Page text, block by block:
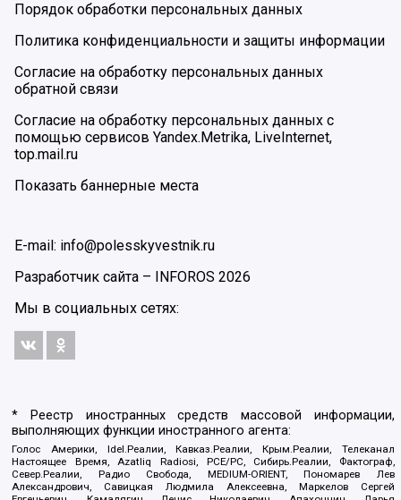
Порядок обработки персональных данных
Политика конфиденциальности и защиты информации
Согласие на обработку персональных данных
обратной связи
Согласие на обработку персональных данных с
помощью сервисов Yandex.Metrika, LiveInternet,
top.mail.ru
Показать баннерные места
E-mail: info@polesskyvestnik.ru
Разработчик сайта – INFOROS 2026
Мы в социальных сетях:
* Реестр иностранных средств массовой информации,
выполняющих функции иностранного агента:
Голос Америки, Idel.Реалии, Кавказ.Реалии, Крым.Реалии, Телеканал
Настоящее Время, Azatliq Radiosi, PCE/PC, Сибирь.Реалии, Фактограф,
Север.Реалии, Радио Свобода, MEDIUM-ORIENT, Пономарев Лев
Александрович, Савицкая Людмила Алексеевна, Маркелов Сергей